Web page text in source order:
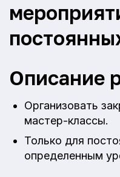
Описание
Организовать
мастер-классы.
Только для
определенным